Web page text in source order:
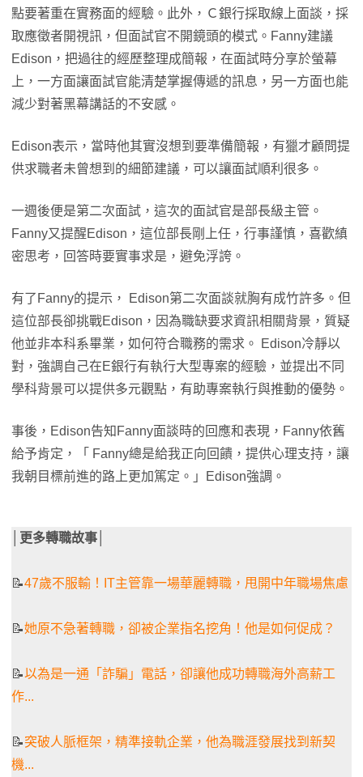
點要著重在實務面的經驗。此外，Ｃ銀行採取線上面談，採
取應徵者開視訊，但面試官不開鏡頭的模式。Fanny建議
Edison，把過往的經歷整理成簡報，在面試時分享於螢幕
上，一方面讓面試官能清楚掌握傳遞的訊息，另一方面也能
減少對著黑幕講話的不安感。
Edison表示，當時他其實沒想到要準備簡報，有獵才顧問提
供求職者未曾想到的細節建議，可以讓面試順利很多。
一週後便是第二次面試，這次的面試官是部長級主管。
Fanny又提醒Edison，這位部長剛上任，行事謹慎，喜歡縝
密思考，回答時要實事求是，避免浮誇。
有了Fanny的提示， Edison第二次面談就胸有成竹許多。但
這位部長卻挑戰Edison，因為職缺要求資訊相關背景，質疑
他並非本科系畢業，如何符合職務的需求。 Edison冷靜以
對，強調自己在E銀行有執行大型專案的經驗，並提出不同
學科背景可以提供多元觀點，有助專案執行與推動的優勢。
事後，Edison告知Fanny面談時的回應和表現，Fanny依舊
給予肯定，「 Fanny總是給我正向回饋，提供心理支持，讓
我朝目標前進的路上更加篤定。」Edison強調。
│更多轉職故事│
📝47歲不服輸！IT主管靠一場華麗轉職，甩開中年職場焦慮
📝她原不急著轉職，卻被企業指名挖角！他是如何促成？
📝以為是一通「詐騙」電話，卻讓他成功轉職海外高薪工
作...
📝突破人脈框架，精準接軌企業，他為職涯發展找到新契
機...